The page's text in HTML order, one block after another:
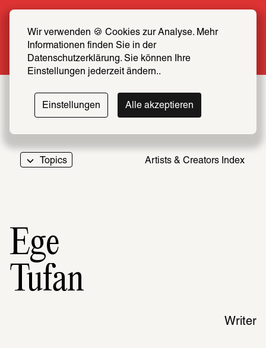
Wir verwenden 🍪 Cookies zur Analyse. Mehr
Informationen finden Sie in der
Datenschutzerklärung. Sie können Ihre
Einstellungen jederzeit ändern..
Einstellungen Alle akzeptieren
now at half price
More info
Topics Artists & Creators Index
Ege
Tufan
Writer